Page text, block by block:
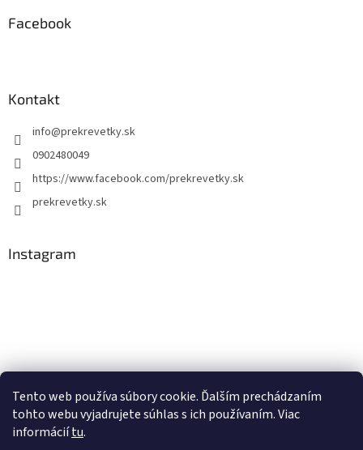
Tento web používa súbory cookie. Ďalším prechádzaním
tohto webu vyjadrujete súhlas s ich používaním. Viac
informáciítu.
Facebook
Kontakt
info@prekrevetky.sk
0902480049
https://www.facebook.com/prekrevetky.sk
prekrevetky.sk
Instagram
Sledovať na Instagrame